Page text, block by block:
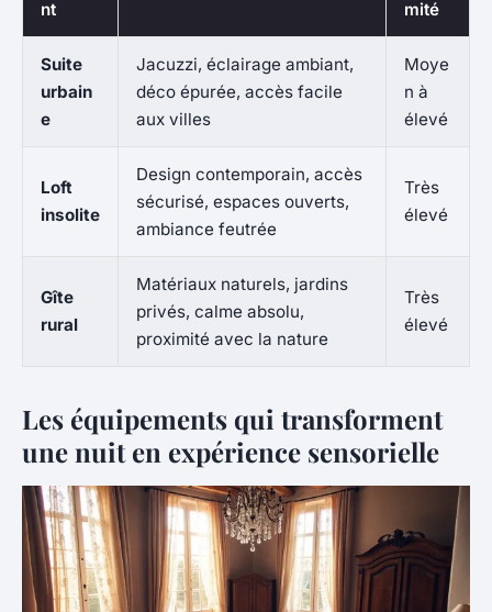
nt mité
Suite
urbain
e
Jacuzzi, éclairage ambiant,
déco épurée, accès facile
aux villes
Moye
n à
élevé
Loft
insolite
Design contemporain, accès
sécurisé, espaces ouverts,
ambiance feutrée
Très
élevé
Gîte
rural
Matériaux naturels, jardins
privés, calme absolu,
proximité avec la nature
Très
élevé
Les équipements qui transforment
une nuit en expérience sensorielle